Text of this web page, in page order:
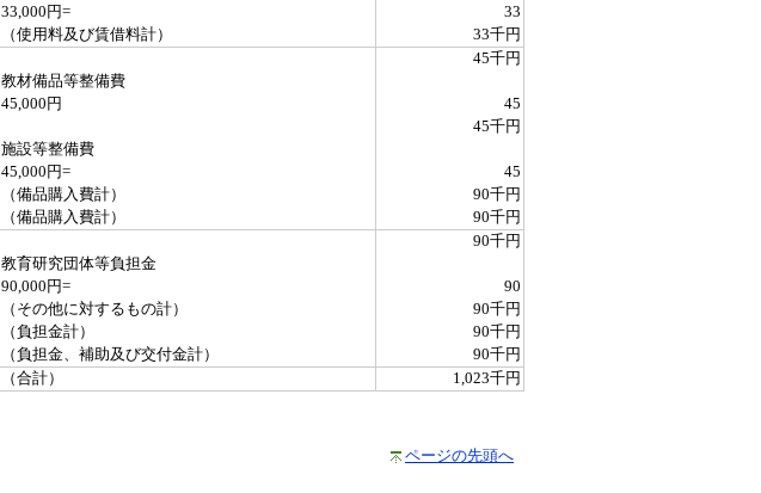
33,000円=
33
（使用料及び賃借料計）
33千円
45千円
教材備品等整備費
45,000円
45
45千円
施設等整備費
45,000円=
45
（備品購入費計）
90千円
（備品購入費計）
90千円
90千円
教育研究団体等負担金
90,000円=
90
（その他に対するもの計）
90千円
（負担金計）
90千円
（負担金、補助及び交付金計）
90千円
（合計）
1,023千円
ページの先頭へ